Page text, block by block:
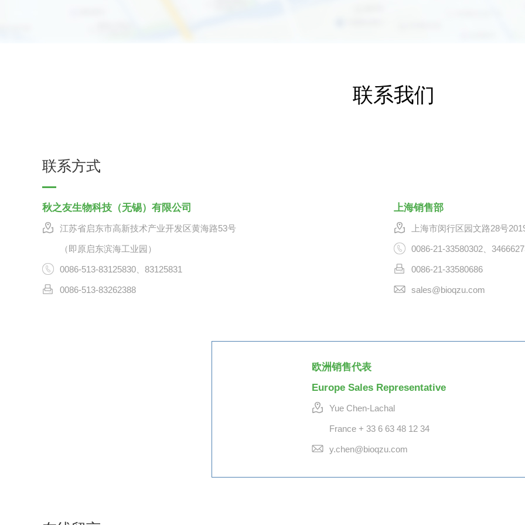
联系我们
联系方式
秋之友生物科技（无锡）有限公司
江苏省启东市高新技术产业开发区黄海路53号
（即原启东滨海工业园）
0086-513-83125830、83125831
0086-513-83262388
上海销售部
上海市闵行区园文路28号
0086-21-33580302、
0086-21-33580686
sales@bioqzu.com
欧洲销售代表
Europe Sales Representative
Yue Chen-Lachal
France + 33 6 63 48 12 34
y.chen@bioqzu.com